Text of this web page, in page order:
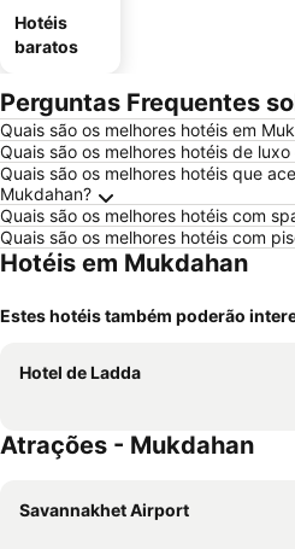
Hotéis
baratos
Perguntas Frequentes
Quais são os melhores hotéis em
Quais são os melhores hotéis de
Quais são os melhores hotéis que
Mukdahan?
Quais são os melhores hotéis com
Quais são os melhores hotéis com
Hotéis em Mukdahan
Estes hotéis também poderão
Hotel de Ladda
Atrações - Mukdahan
Savannakhet Airport